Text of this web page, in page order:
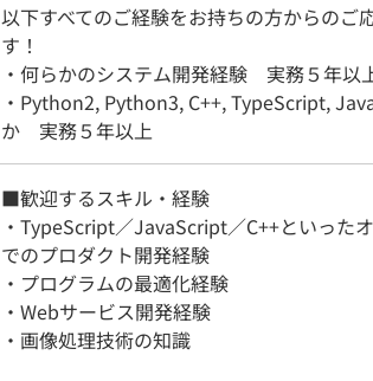
以下すべてのご経験をお持ちの方からのご
す！
・何らかのシステム開発経験 実務５年以
・Python2, Python3, C++, TypeScript,
か 実務５年以上
■歓迎するスキル・経験
・TypeScript／JavaScript／C++といった
でのプロダクト開発経験
・プログラムの最適化経験
・Webサービス開発経験
・画像処理技術の知識